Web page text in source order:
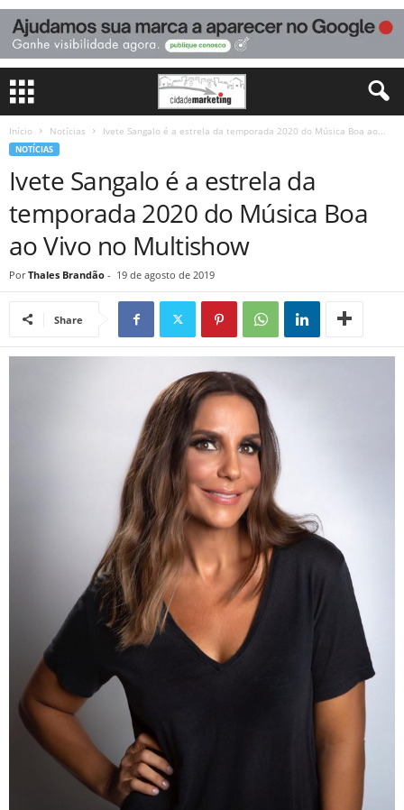
Início Notícias Ivete Sangalo é a estrela da temporada 2020 do Música Boa ao...
NOTÍCIAS
Ivete Sangalo é a estrela da
temporada 2020 do Música Boa
ao Vivo no Multishow
Por Thales Brandão - 19 de agosto de 2019
Share